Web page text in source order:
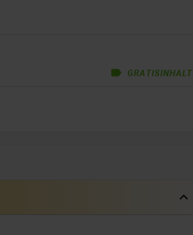
label GRATISINHALT
expand_less